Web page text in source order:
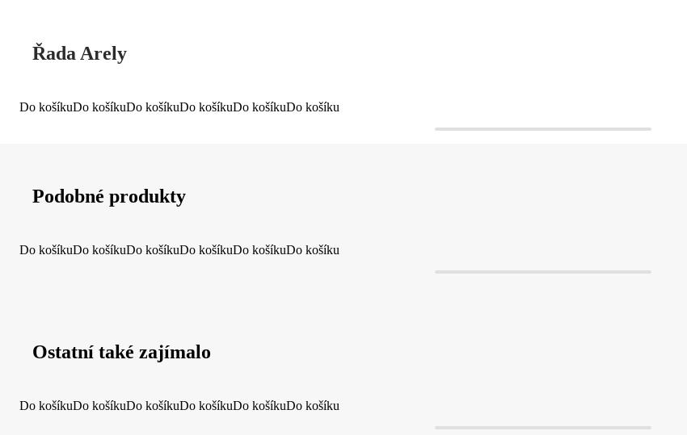
Řada Arely
Do košíkuDo košíkuDo košíkuDo košíkuDo košíkuDo košíku
Podobné produkty
Do košíkuDo košíkuDo košíkuDo košíkuDo košíkuDo košíku
Ostatní také zajímalo
Do košíkuDo košíkuDo košíkuDo košíkuDo košíkuDo košíku